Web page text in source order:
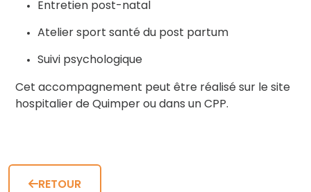
Entretien post-natal
Atelier sport santé du post partum
Suivi psychologique
Cet accompagnement peut être réalisé sur le site
hospitalier de Quimper ou dans un CPP.
RETOUR